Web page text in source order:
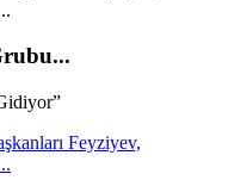
Feyziyev,